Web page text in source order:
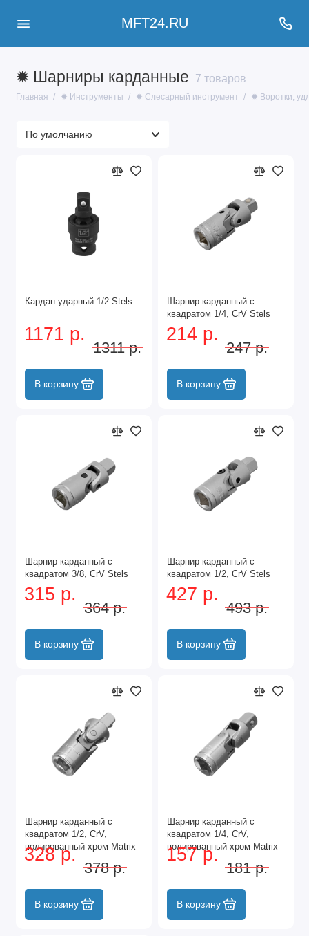
MFT24.RU
✹ Шарниры карданные 7 товаров
Главная ✹ Инструменты ✹ Слесарный инструмент ✹ Воротки,
Кардан ударный 1/2 Stels
1171 р.
1311 р.
В корзину
Шарнир карданный с
квадратом 1/4, CrV Stels
214 р.
247 р.
В корзину
Шарнир карданный с
квадратом 3/8, CrV Stels
315 р.
364 р.
В корзину
Шарнир карданный с
квадратом 1/2, CrV Stels
427 р.
493 р.
В корзину
Шарнир карданный с
квадратом 1/2, CrV,
полированный хром Matrix
328 р.
378 р.
В корзину
Шарнир карданный с
квадратом 1/4, CrV,
полированный хром Matrix
157 р.
181 р.
В корзину